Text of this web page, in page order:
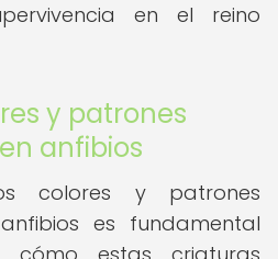
en el reino
y patrones
anfibios
colores y patrones
es fundamental